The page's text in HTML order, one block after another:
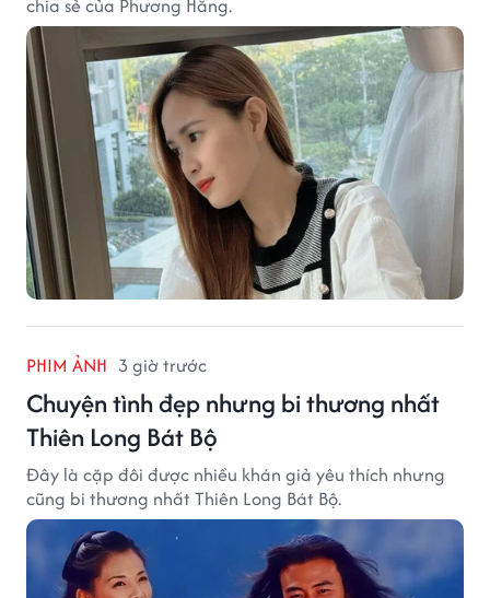
chia sẻ của Phương Hằng.
PHIM ẢNH 3 giờ trước
Chuyện tình đẹp nhưng bi thương nhất
Thiên Long Bát Bộ
Đây là cặp đôi được nhiều khán giả yêu thích nhưng
cũng bi thương nhất Thiên Long Bát Bộ.